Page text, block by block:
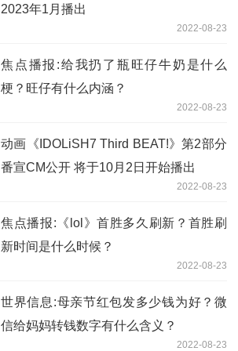
2023年1月播出
2022-08-23
焦点播报:给我扔了瓶旺仔牛奶是什么
梗？旺仔有什么内涵？
2022-08-23
动画《IDOLiSH7 Third BEAT!》第2部分
番宣CM公开 将于10月2日开始播出
2022-08-23
焦点播报:《lol》首胜多久刷新？首胜刷
新时间是什么时候？
2022-08-23
世界信息:母亲节红包发多少钱为好？微
信给妈妈转钱数字有什么含义？
2022-08-23